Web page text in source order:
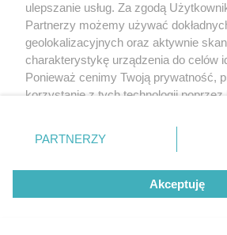
Daleko do pięciu porcji
naprawdę jedzą
ulepszanie usług. Za zgodą
Partnerzy możemy używać
geolokalizacyjnych oraz aktywnie
charakterystykę urządzenia do celów
Ponieważ cenimy Twoją prywatność,
korzystanie z tych technologii poprzez
zmienić/wycofać klikając przycisk
znajdujący się w lewym dolnym rogu
rodzaje przetwarzania danych nie
użytkownika, ale masz prawo
przetwarzaniu. Preferencje będą
PARTNERZY
Akceptuję